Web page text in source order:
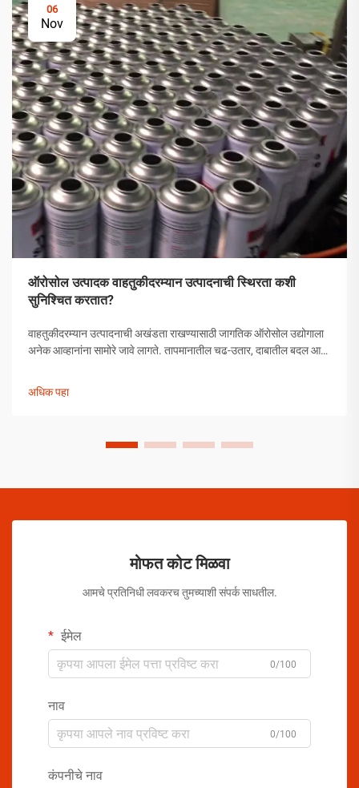
06
Nov
ऑरोसोल उत्पादक वाहतुकीदरम्यान उत्पादनाची स्थिरता कशी
सुनिश्चित करतात?
वाहतुकीदरम्यान उत्पादनाची अखंडता राखण्यासाठी जागतिक ऑरोसोल उद्योगाला
अनेक आव्हानांना सामोरे जावे लागते. तापमानातील चढ-उतार, दाबातील बदल आणि
उपाययोजना राबविल्या पाहिजेत.
अधिक पहा
मोफत कोट मिळवा
आमचे प्रतिनिधी लवकरच तुमच्याशी संपर्क साधतील.
ईमेल
0/100
नाव
0/100
कंपनीचे नाव